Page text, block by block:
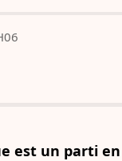
est un parti